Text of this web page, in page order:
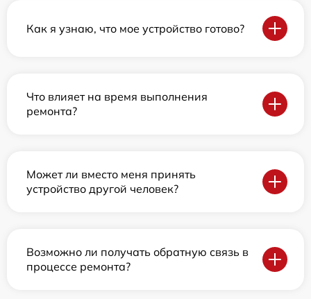
Как я узнаю, что мое устройство готово?
Что влияет на время выполнения
ремонта?
Может ли вместо меня принять
устройство другой человек?
Возможно ли получать обратную связь в
процессе ремонта?